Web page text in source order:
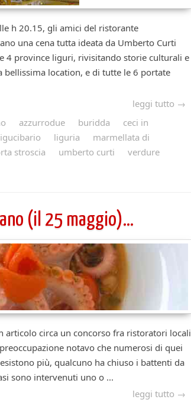
20.15, gli amici del ristorante
una cena tutta ideata da Umberto Curti
4 province liguri, rivisitando storie culturali e
bellissima location, e di tutte le 6 portate
leggi tutto →
azzurrodue buridda
ceci in
liguria
marmellata di
stroscia umberto curti
verdure
(il 25 maggio)…
circa un concorso fra ristoratori locali
notavo che numerosi di quei
più, qualcuno ha chiuso i battenti da
sono intervenuti uno o ...
leggi tutto →